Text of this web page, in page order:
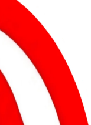
दुखद निधन हो गया।
उन्होंने अंतिम